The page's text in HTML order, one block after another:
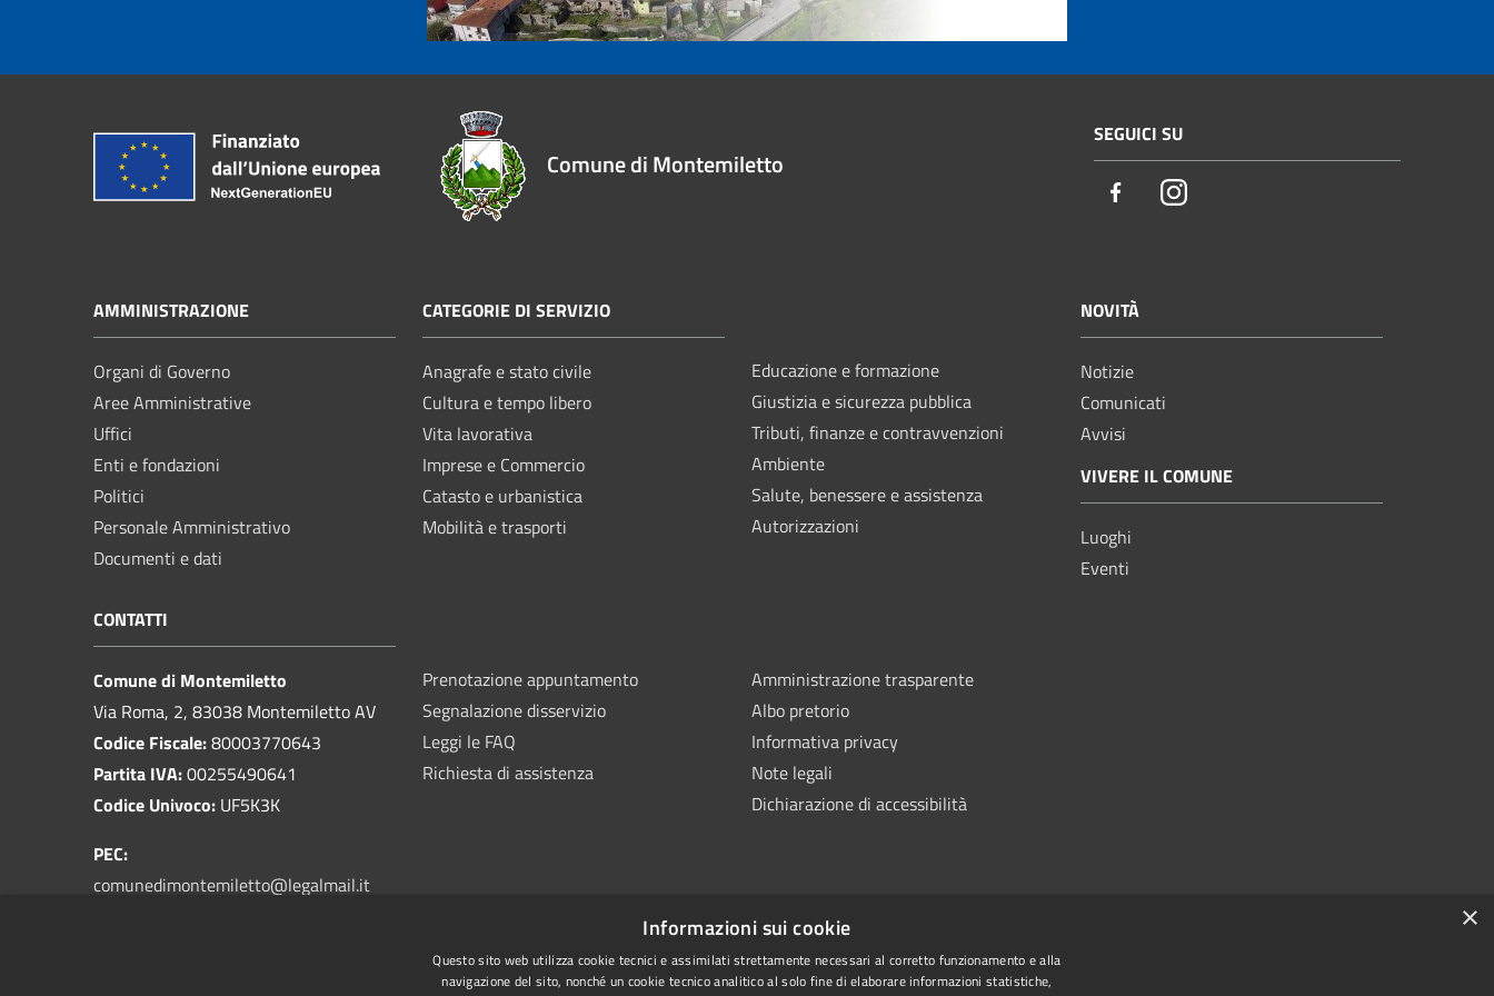
Comune di Montemiletto
SEGUICI SU
FacebookInstagram
AMMINISTRAZIONE
Organi di Governo
Aree Amministrative
Uffici
Enti e fondazioni
Politici
Personale Amministrativo
Documenti e dati
CATEGORIE DI SERVIZIO
Anagrafe e stato civile
Cultura e tempo libero
Vita lavorativa
Imprese e Commercio
Catasto e urbanistica
Mobilità e trasporti
Educazione e formazione
Giustizia e sicurezza pubblica
Tributi, finanze e contravvenzioni
Ambiente
Salute, benessere e assistenza
Autorizzazioni
NOVITÀ
Notizie
Comunicati
Avvisi
VIVERE IL COMUNE
Luoghi
Eventi
CONTATTI
Comune di Montemiletto
Via Roma, 2, 83038 Montemiletto AV
Codice Fiscale:80003770643
Partita IVA:00255490641
Codice Univoco: UF5K3K
PEC:
comunedimontemiletto@legalmail.it
Prenotazione appuntamento
Segnalazione disservizio
Leggi le FAQ
Richiesta di assistenza
Amministrazione trasparente
Albo pretorio
Informativa privacy
Note legali
Dichiarazione di accessibilità
×
Informazioni sui cookie
Questo sito web utilizza cookie tecnici e assimilati strettamente necessari al corretto funzionamento e alla
navigazione del sito, nonché un cookie tecnico analitico al solo fine di elaborare informazioni statistiche,